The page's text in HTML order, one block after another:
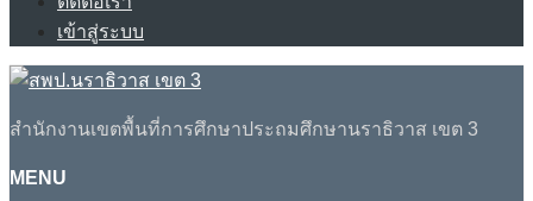
เข้าสู่ระบบ
สำนักงานเขตพื้นที่การศึกษาประถมศึกษานราธิวาส เขต 3
MENU